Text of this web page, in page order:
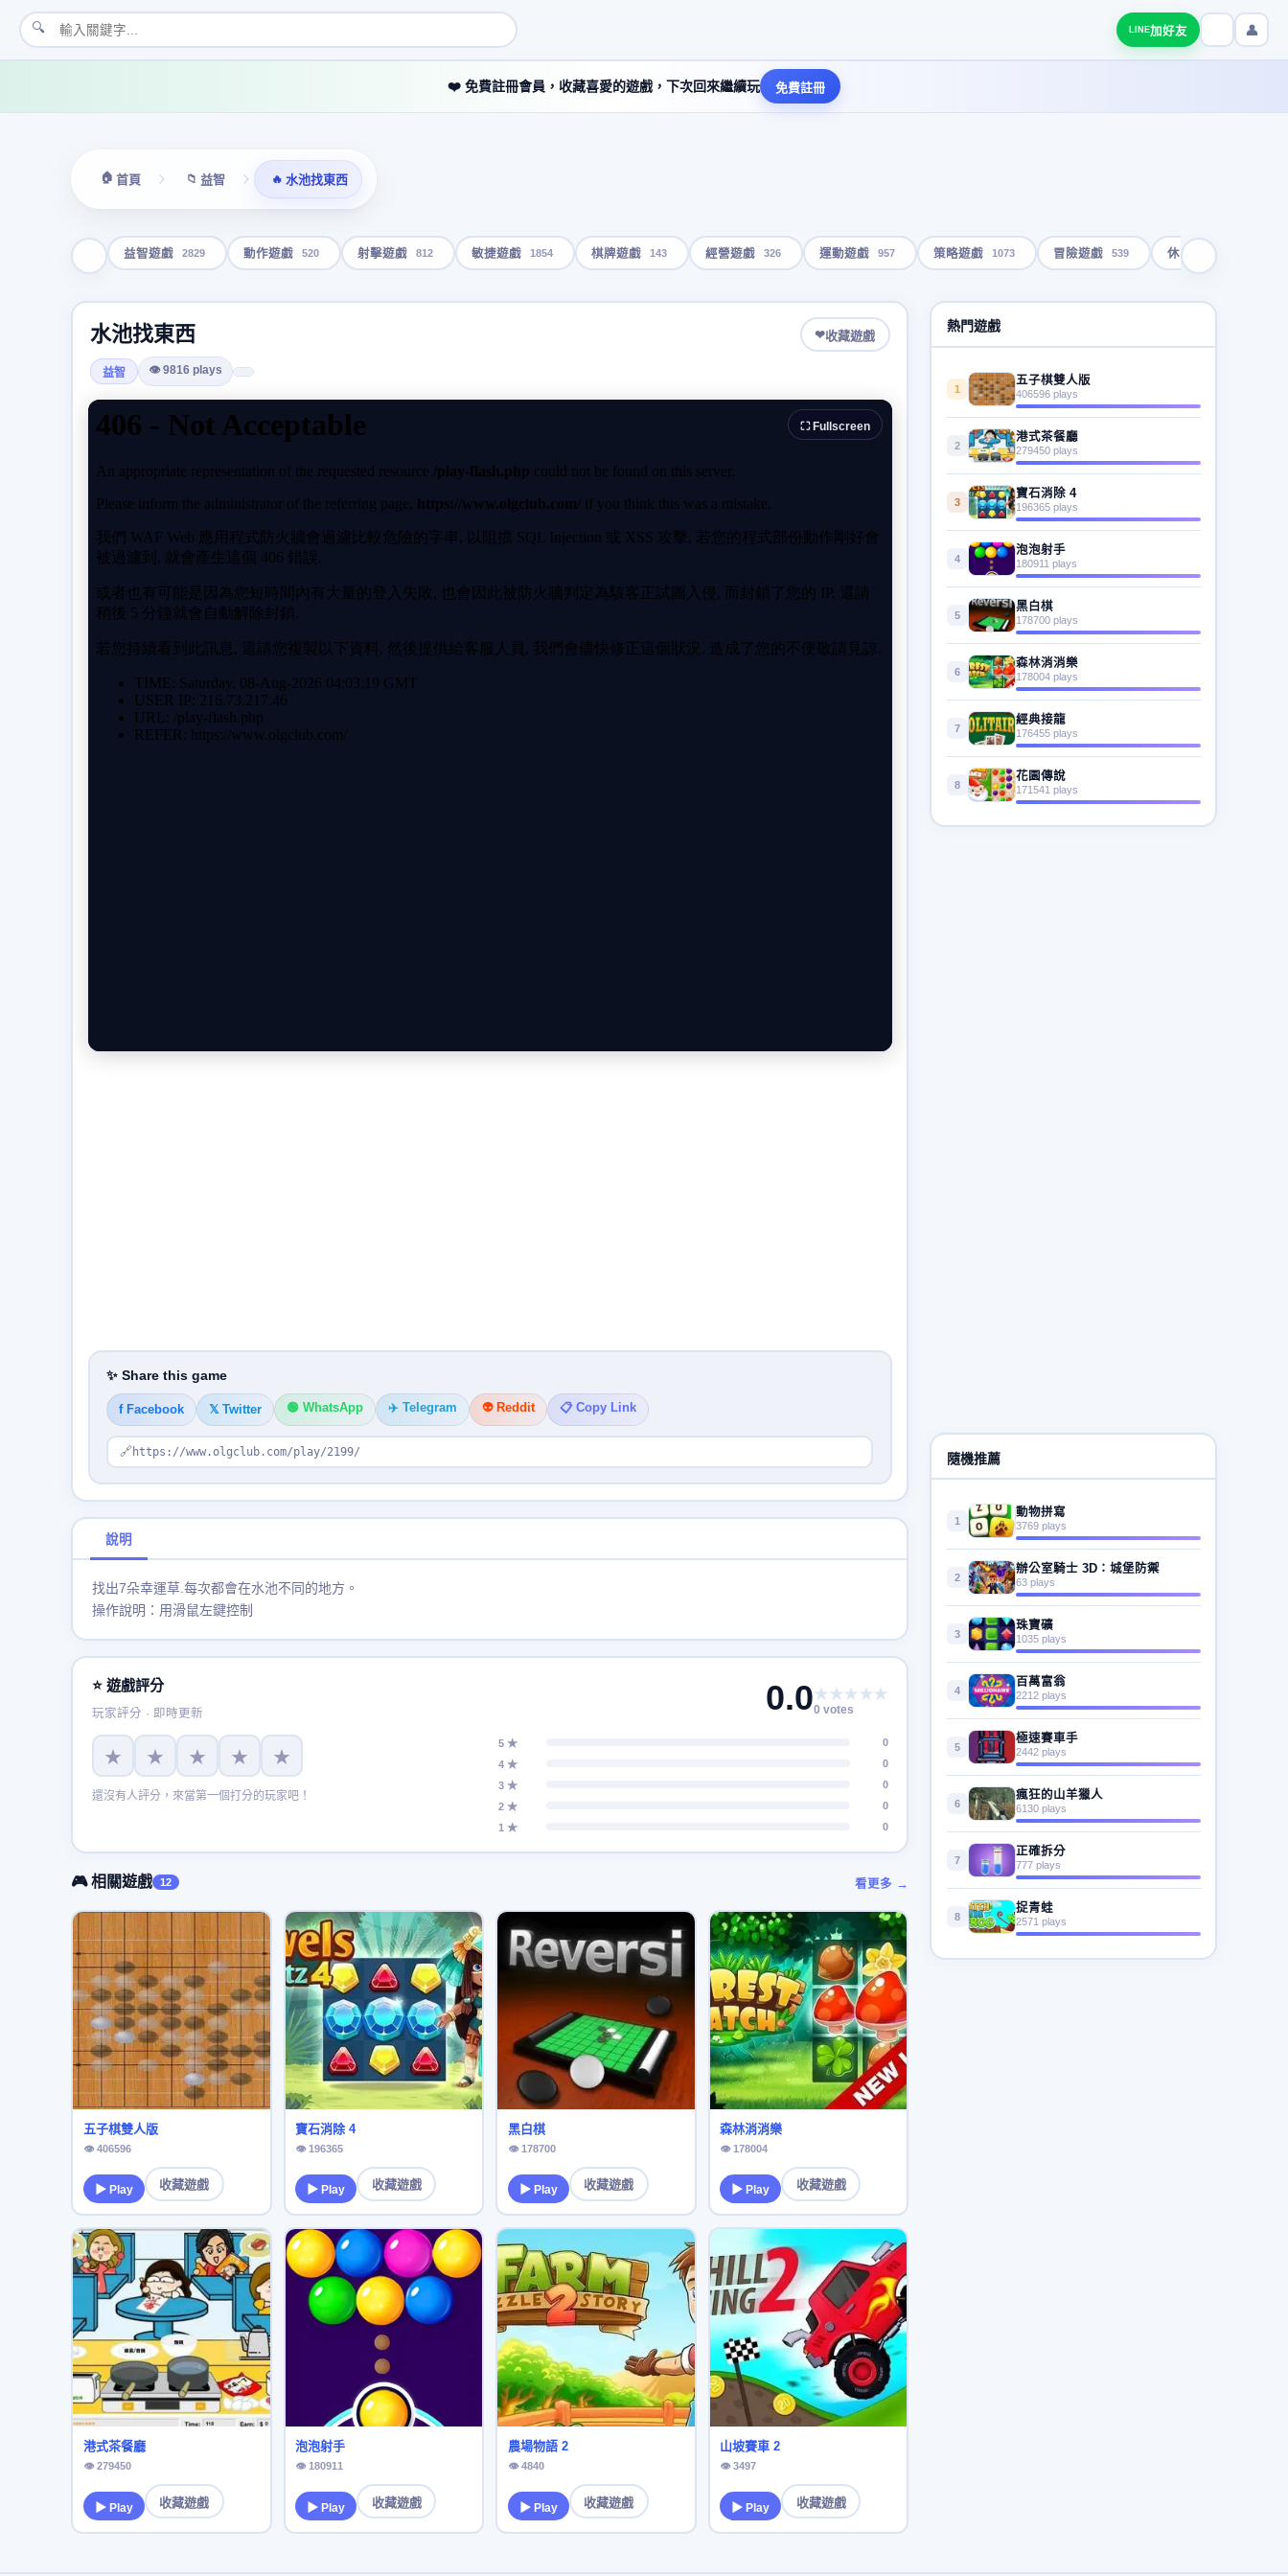
🔍 LINE加好友 👤
❤️ 免費註冊會員，收藏喜愛的遊戲，下次回來繼續玩 免費註冊
🏠 首頁 📁 益智 🔥 水池找東西
益智遊戲 2829 動作遊戲 520 射擊遊戲 812 敏捷遊戲 1854 棋牌遊戲 143 經營遊戲 326 運動遊戲 957 策略遊戲 1073 冒險遊戲 539 休閒遊戲
水池找東西 ❤收藏遊戲
益智 👁 9816 plays
⛶ Fullscreen
✨ Share this game
f Facebook 𝕏 Twitter 🟢 WhatsApp ✈️ Telegram 👽 Reddit 📋 Copy Link
🔗 https://www.olgclub.com/play/2199/
說明
找出7朵幸運草.每次都會在水池不同的地方。
操作說明：用滑鼠左鍵控制
⭐ 遊戲評分
玩家評分 · 即時更新 0.0★★★★★
0 votes
★ ★ ★ ★ ★
還沒有人評分，來當第一個打分的玩家吧！
5 ★
0
4 ★
0
3 ★
0
2 ★
0
1 ★
0
🎮 相關遊戲 12 看更多 →
五子棋雙人版
👁 406596
▶ Play 收藏遊戲
寶石消除 4
👁 196365
▶ Play 收藏遊戲
黑白棋
👁 178700
▶ Play 收藏遊戲
森林消消樂
👁 178004
▶ Play 收藏遊戲
港式茶餐廳
👁 279450
▶ Play 收藏遊戲
泡泡射手
👁 180911
▶ Play 收藏遊戲
農場物語 2
👁 4840
▶ Play 收藏遊戲
山坡賽車 2
👁 3497
▶ Play 收藏遊戲
熱門遊戲
1
五子棋雙人版
406596 plays
2
港式茶餐廳
279450 plays
3
寶石消除 4
196365 plays
4
泡泡射手
180911 plays
5
黑白棋
178700 plays
6
森林消消樂
178004 plays
7
經典接龍
176455 plays
8
花園傳說
171541 plays
隨機推薦
1
動物拼寫
3769 plays
2
辦公室騎士 3D：城堡防禦
63 plays
3
珠寶礦
1035 plays
4
百萬富翁
2212 plays
5
極速賽車手
2442 plays
6
瘋狂的山羊獵人
6130 plays
7
正確拆分
777 plays
8
捉青蛙
2571 plays